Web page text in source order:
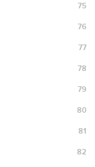
75
76
77
78
79
80
81
82